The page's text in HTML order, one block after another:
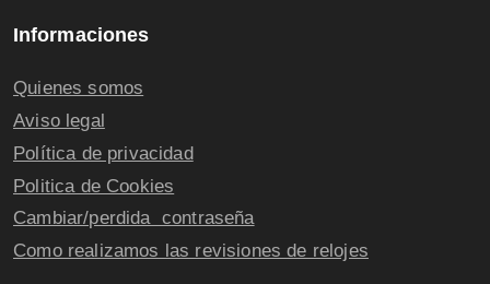
Informaciones
Quienes somos
Aviso legal
Política de privacidad
Politica de Cookies
Cambiar/perdida contraseña
Como realizamos las revisiones de relojes